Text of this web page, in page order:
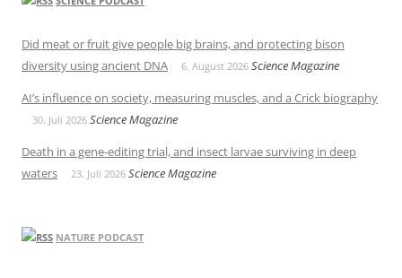
Did meat or fruit give people big brains, and protecting bison
diversity using ancient DNA
6. August 2026 Science Magazine
AI’s influence on society, measuring muscles, and a Crick biography
30. Juli 2026 Science Magazine
Death in a gene-editing trial, and insect larvae surviving in deep
waters
23. Juli 2026 Science Magazine
NATURE PODCAST